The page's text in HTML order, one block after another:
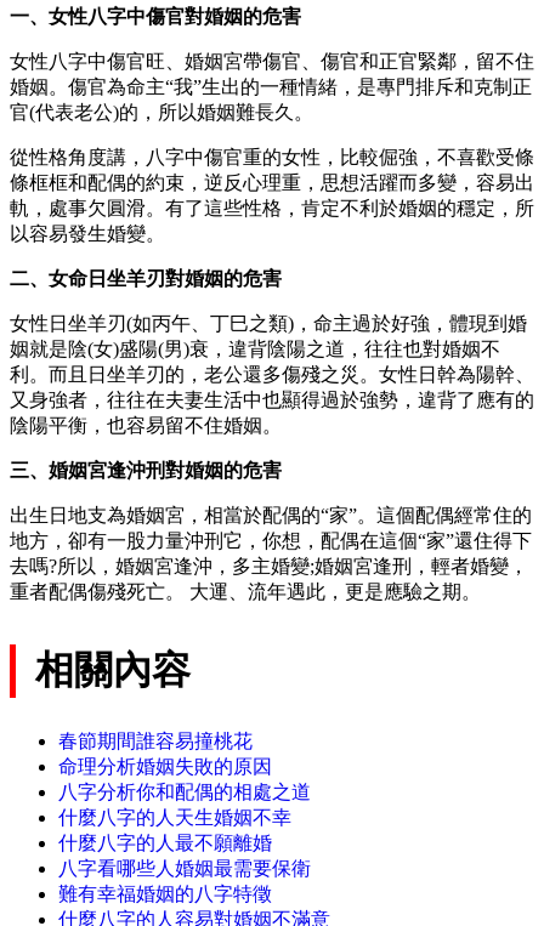
一、女性八字中傷官對婚姻的危害
女性八字中傷官旺、婚姻宮帶傷官、傷官和正官緊鄰，留不住
婚姻。傷官為命主“我”生出的一種情緒，是專門排斥和克制正
官(代表老公)的，所以婚姻難長久。
從性格角度講，八字中傷官重的女性，比較倔強，不喜歡受條
條框框和配偶的約束，逆反心理重，思想活躍而多變，容易出
軌，處事欠圓滑。有了這些性格，肯定不利於婚姻的穩定，所
以容易發生婚變。
二、女命日坐羊刃對婚姻的危害
女性日坐羊刃(如丙午、丁巳之類)，命主過於好強，體現到婚
姻就是陰(女)盛陽(男)衰，違背陰陽之道，往往也對婚姻不
利。而且日坐羊刃的，老公還多傷殘之災。女性日幹為陽幹、
又身強者，往往在夫妻生活中也顯得過於強勢，違背了應有的
陰陽平衡，也容易留不住婚姻。
三、婚姻宮逢沖刑對婚姻的危害
出生日地支為婚姻宮，相當於配偶的“家”。這個配偶經常住的
地方，卻有一股力量沖刑它，你想，配偶在這個“家”還住得下
去嗎?所以，婚姻宮逢沖，多主婚變;婚姻宮逢刑，輕者婚變，
重者配偶傷殘死亡。 大運、流年遇此，更是應驗之期。
相關內容
春節期間誰容易撞桃花
命理分析婚姻失敗的原因
八字分析你和配偶的相處之道
什麼八字的人天生婚姻不幸
什麼八字的人最不願離婚
八字看哪些人婚姻最需要保衛
難有幸福婚姻的八字特徵
什麼八字的人容易對婚姻不滿意